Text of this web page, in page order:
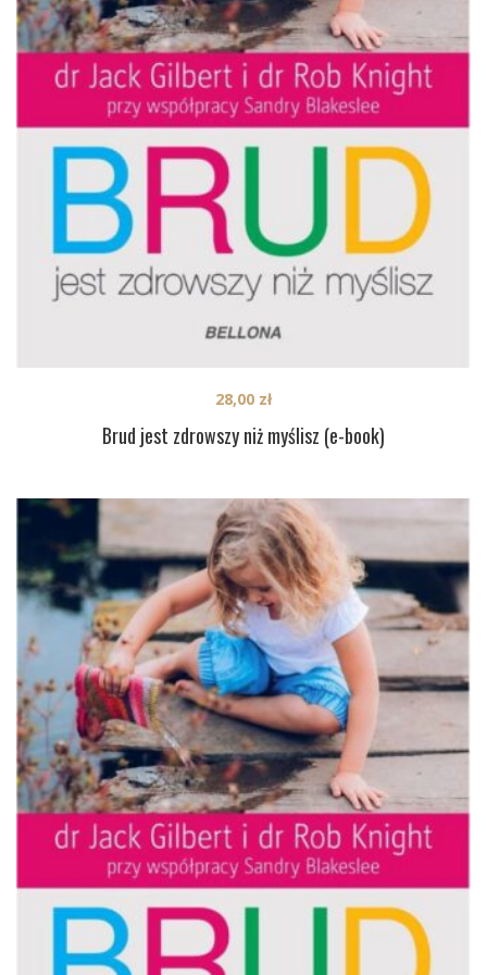
Brud jest zdrowszy niż myślisz (e-book)
28,00 zł